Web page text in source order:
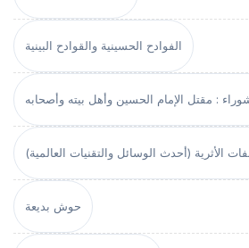
الفوادح الحسينية والقوادح البينية
: مقتل الإمام الحسين وأهل بيته وأصحابه
الأثرية (أحدث الوسائل والتقنيات العالمية)
حوش بديعة